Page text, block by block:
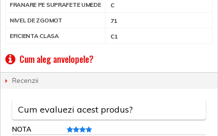
FRANARE PE SUPRAFETE UMEDE C
NIVEL DE ZGOMOT 71
EFICIENTA CLASA C1
Cum aleg anvelopele?
Recenzii
Cum evaluezi acest produs?
NOTA